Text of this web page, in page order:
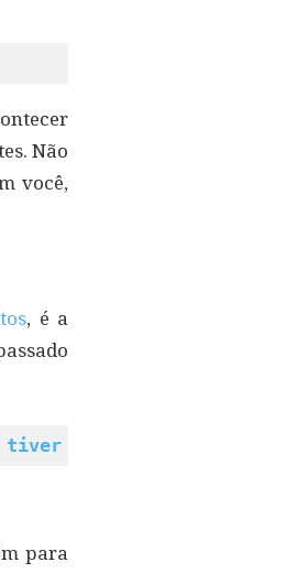
Não
você,
, é a
tiver
para